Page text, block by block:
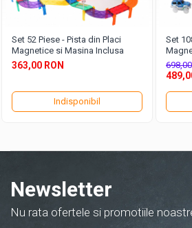
Set 52 Piese - Pista din Placi
Magnetice si Masina Inclusa
363,00 RON
Indisponibil
Set
Newsletter
Nu rata ofertele si promotiile